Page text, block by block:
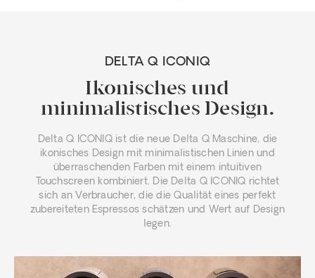
DELTA Q ICONIQ
Ikonisches und
minimalistisches Design.
Delta Q ICONIQ ist die neue Delta Q Maschine, die
ikonisches Design mit minimalistischen Linien und
überraschenden Farben mit einem intuitiven
Touchscreen kombiniert. Die Delta Q ICONIQ richtet
sich an Verbraucher, die die Qualität eines perfekt
zubereiteten Espressos schätzen und Wert auf Design
legen.